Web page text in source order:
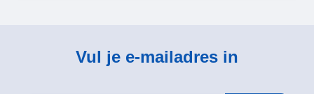
Vul je e-mailadres in